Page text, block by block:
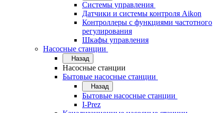
Системы управления
Датчики и системы контроля Aikon
Контроллеры с функциями частотного
регулирования
Шкафы управления
Насосные станции
Назад
Насосные станции
Бытовые насосные станции
Назад
Бытовые насосные станции
I-Prez